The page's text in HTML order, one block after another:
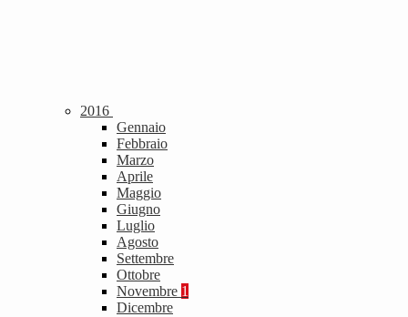
2016
Gennaio
Febbraio
Marzo
Aprile
Maggio
Giugno
Luglio
Agosto
Settembre
Ottobre
Novembre 1
Dicembre